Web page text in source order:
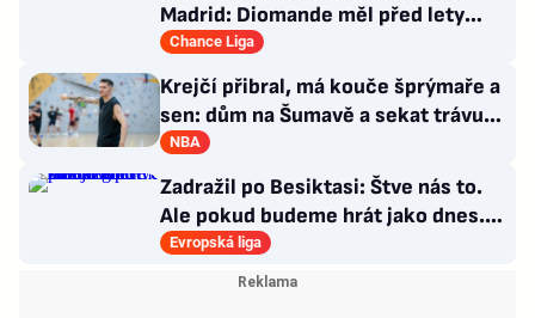
Madrid: Diomande měl před lety
působit v Česku!
Chance Liga
Krejčí přibral, má kouče šprýmaře a
sen: dům na Šumavě a sekat trávu
jako Forrest Gump
NBA
Zadražil po Besiktasi: Štve nás to.
Ale pokud budeme hrát jako dnes...
Co se stalo u gólu?
Evropská liga